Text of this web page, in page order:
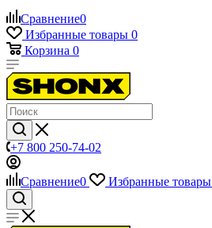
Сравнение0
Избранные товары 0
Корзина 0
+7 800 250-74-02
Сравнение0 Избранные товары